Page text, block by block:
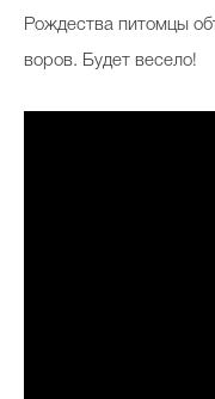
Рождества питомцы
воров. Будет весело!